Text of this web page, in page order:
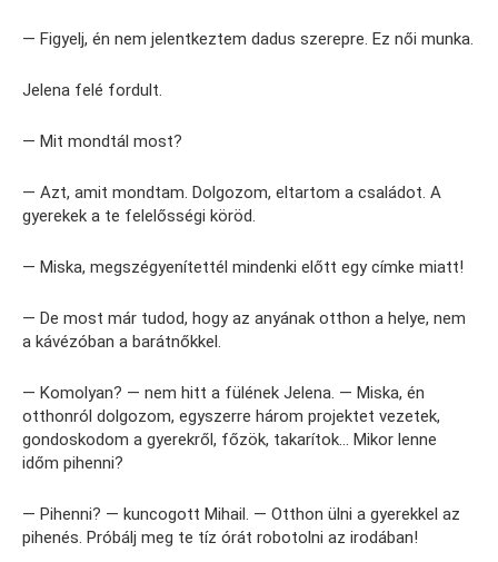
— Figyelj, én nem jelentkeztem dadus szerepre. Ez női munka.
Jelena felé fordult.
— Mit mondtál most?
— Azt, amit mondtam. Dolgozom, eltartom a családot. A
gyerekek a te felelősségi köröd.
— Miska, megszégyenítettél mindenki előtt egy címke miatt!
— De most már tudod, hogy az anyának otthon a helye, nem
a kávézóban a barátnőkkel.
— Komolyan? — nem hitt a fülének Jelena. — Miska, én
otthonról dolgozom, egyszerre három projektet vezetek,
gondoskodom a gyerekről, főzök, takarítok… Mikor lenne
időm pihenni?
— Pihenni? — kuncogott Mihail. — Otthon ülni a gyerekkel az
pihenés. Próbálj meg te tíz órát robotolni az irodában!